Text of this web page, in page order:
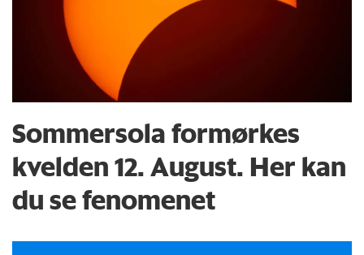
Sommersola formørkes
kvelden 12. August. Her kan
du se fenomenet